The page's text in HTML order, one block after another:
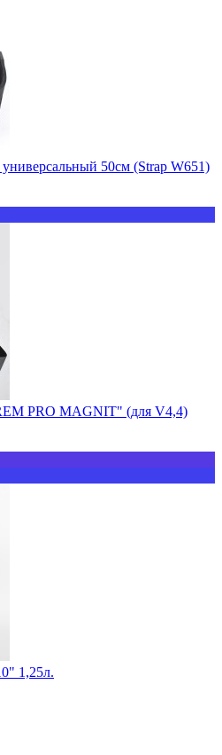
50см (Strap W651)
PRO MAGNIT" (для V4,4)
1,25л.